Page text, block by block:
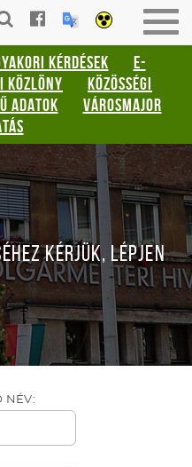
KÉRDÉSEK
E-
KÖZLÖNY
KÖZÖSSÉGI
ADATOK
VÁROSMAJOR
KÉRJÜK, LÉPJEN
NÉV: